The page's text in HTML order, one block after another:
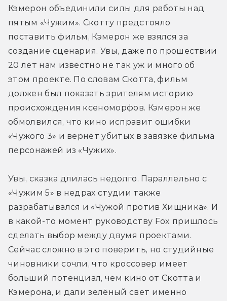
Кэмерон объединили силы для работы над
пятым «Чужим». Скотту предстояло
поставить фильм, Кэмерон же взялся за
создание сценария. Увы, даже по прошествии
20 лет нам известно не так уж и много об
этом проекте. По словам Скотта, фильм
должен был показать зрителям историю
происхождения ксеноморфов. Кэмерон же
обмолвился, что кино исправит ошибки
«Чужого 3» и вернёт убитых в завязке фильма
персонажей из «Чужих».
Увы, сказка длилась недолго. Параллельно с
«Чужим 5» в недрах студии также
разрабатывался и «Чужой против Хищника». И
в какой-то момент руководству Fox пришлось
сделать выбор между двумя проектами.
Сейчас сложно в это поверить, но студийные
чиновники сочли, что кроссовер имеет
больший потенциал, чем кино от Скотта и
Кэмерона, и дали зелёный свет именно